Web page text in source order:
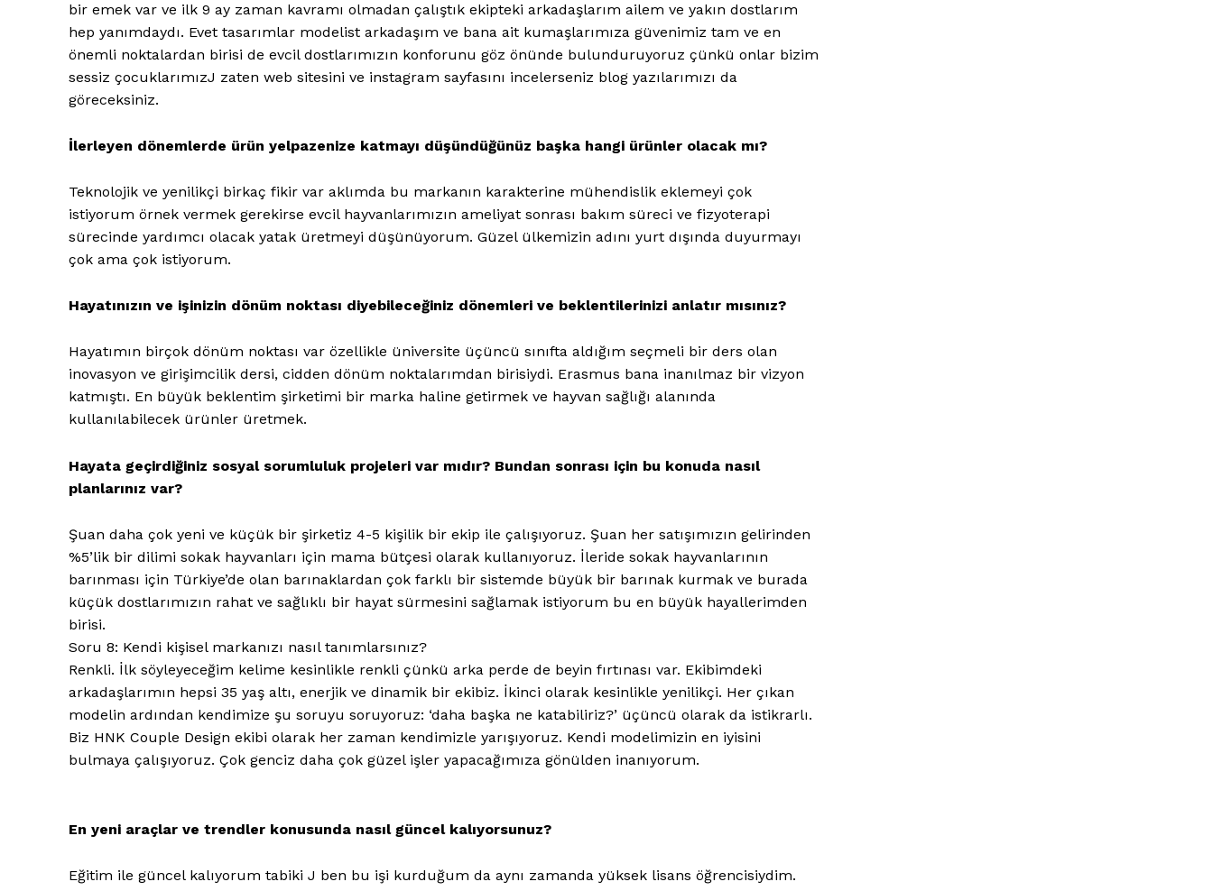
bir emek var ve ilk 9 ay zaman kavramı olmadan çalıştık ekipteki arkadaşlarım ailem ve yakın dostlarım
hep yanımdaydı. Evet tasarımlar modelist arkadaşım ve bana ait kumaşlarımıza güvenimiz tam ve en
önemli noktalardan birisi de evcil dostlarımızın konforunu göz önünde bulunduruyoruz çünkü onlar bizim
sessiz çocuklarımızJ zaten web sitesini ve instagram sayfasını incelerseniz blog yazılarımızı da
göreceksiniz.
İlerleyen dönemlerde ürün yelpazenize katmayı düşündüğünüz başka hangi ürünler olacak mı?
Teknolojik ve yenilikçi birkaç fikir var aklımda bu markanın karakterine mühendislik eklemeyi çok
istiyorum örnek vermek gerekirse evcil hayvanlarımızın ameliyat sonrası bakım süreci ve fizyoterapi
sürecinde yardımcı olacak yatak üretmeyi düşünüyorum. Güzel ülkemizin adını yurt dışında duyurmayı
çok ama çok istiyorum.
Hayatınızın ve işinizin dönüm noktası diyebileceğiniz dönemleri ve beklentilerinizi anlatır mısınız?
Hayatımın birçok dönüm noktası var özellikle üniversite üçüncü sınıfta aldığım seçmeli bir ders olan
inovasyon ve girişimcilik dersi, cidden dönüm noktalarımdan birisiydi. Erasmus bana inanılmaz bir vizyon
katmıştı. En büyük beklentim şirketimi bir marka haline getirmek ve hayvan sağlığı alanında
kullanılabilecek ürünler üretmek.
Hayata geçirdiğiniz sosyal sorumluluk projeleri var mıdır? Bundan sonrası için bu konuda nasıl
planlarınız var?
Şuan daha çok yeni ve küçük bir şirketiz 4-5 kişilik bir ekip ile çalışıyoruz. Şuan her satışımızın gelirinden
%5’lik bir dilimi sokak hayvanları için mama bütçesi olarak kullanıyoruz. İleride sokak hayvanlarının
barınması için Türkiye’de olan barınaklardan çok farklı bir sistemde büyük bir barınak kurmak ve burada
küçük dostlarımızın rahat ve sağlıklı bir hayat sürmesini sağlamak istiyorum bu en büyük hayallerimden
birisi.
Soru 8: Kendi kişisel markanızı nasıl tanımlarsınız?
Renkli. İlk söyleyeceğim kelime kesinlikle renkli çünkü arka perde de beyin fırtınası var. Ekibimdeki
arkadaşlarımın hepsi 35 yaş altı, enerjik ve dinamik bir ekibiz. İkinci olarak kesinlikle yenilikçi. Her çıkan
modelin ardından kendimize şu soruyu soruyoruz: ‘daha başka ne katabiliriz?’ üçüncü olarak da istikrarlı.
Biz HNK Couple Design ekibi olarak her zaman kendimizle yarışıyoruz. Kendi modelimizin en iyisini
bulmaya çalışıyoruz. Çok genciz daha çok güzel işler yapacağımıza gönülden inanıyorum.
En yeni araçlar ve trendler konusunda nasıl güncel kalıyorsunuz?
Eğitim ile güncel kalıyorum tabiki J ben bu işi kurduğum da aynı zamanda yüksek lisans öğrencisiydim.